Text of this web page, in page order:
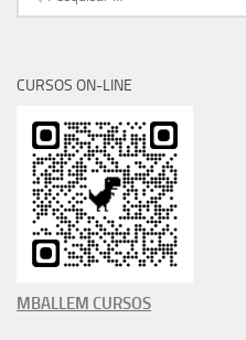
por:
CURSOS ON-LINE
MBALLEM CURSOS